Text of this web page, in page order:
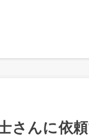
さんに依